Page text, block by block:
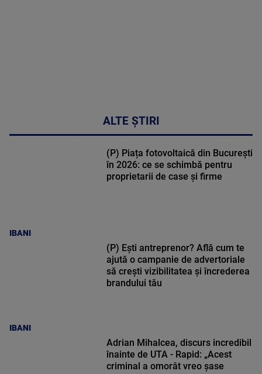
ALTE ȘTIRI
IBANI
(P) Piața fotovoltaică din București
în 2026: ce se schimbă pentru
proprietarii de case și firme
IBANI
(P) Ești antreprenor? Află cum te
ajută o campanie de advertoriale
să crești vizibilitatea și încrederea
brandului tău
Adrian Mihalcea, discurs incredibil
înainte de UTA - Rapid: „Acest
criminal a omorât vreo șase